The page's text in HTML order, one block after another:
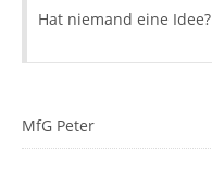
Hat niemand eine Idee?
MfG Peter